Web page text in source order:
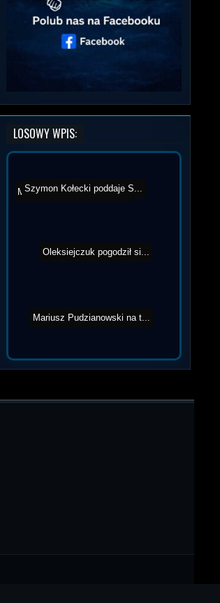
LOSOWY WPIS:
Marek Bujło pozytywnie z...
Mariusz Pudzianowski na t...
Szymon Kołecki poddaje S...
Oleksiejczuk pogodził si...